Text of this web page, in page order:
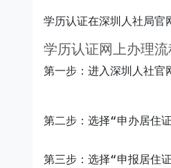
学历认证网上办理流
第一步：进入深圳人
第二步：选择“申办居住
第三步：选择“申报居住